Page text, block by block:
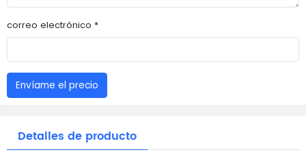
correo electrónico *
Envíame el precio
Detalles de producto